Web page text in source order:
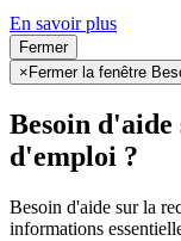
En savoir plus
Fermer
× Fermer la fenêtre
Besoin
d'emploi ?
Besoin d'aide sur la
informations